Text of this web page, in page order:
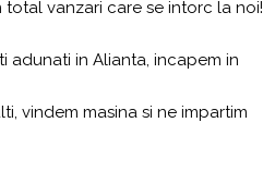
total vanzari care se intorc la noi!
adunati in Alianta, incapem in
vindem masina si ne impartim